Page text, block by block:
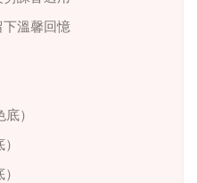
下溫馨回憶
）